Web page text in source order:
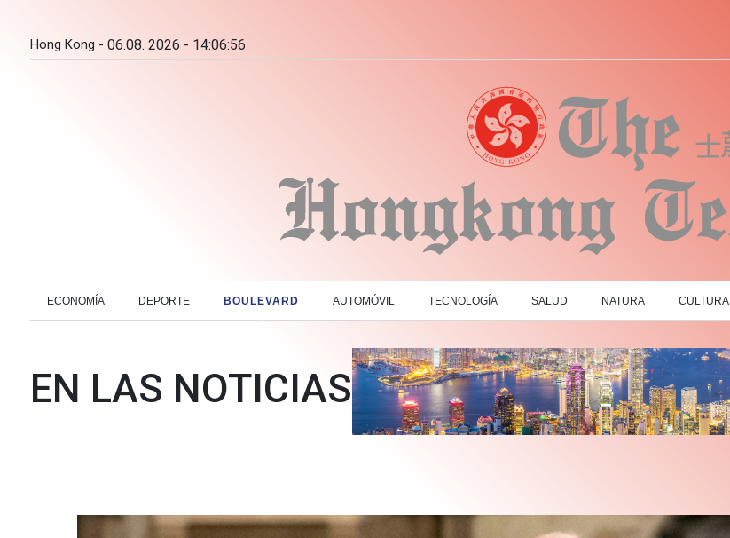
Hong Kong - 06.08. 2026 - 14:06:57
ECONOMÍA DEPORTE BOULEVARD AUTOMÓVIL TECNOLOGÍA SALUD NATURA CULTURA
EN LAS NOTICIAS